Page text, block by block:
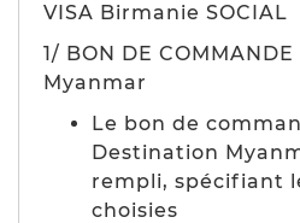
VISA Birmanie SOCIAL
1/ BON DE
Myanmar
Le bon de
Destination
rempli, spécifiant
choisies